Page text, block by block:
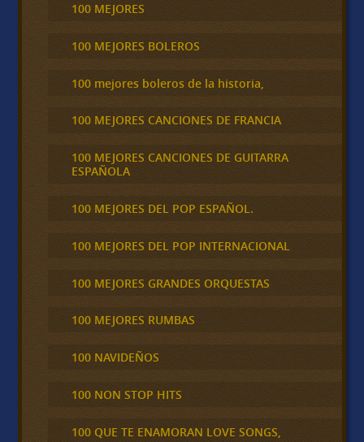
100 MEJORES
100 MEJORES BOLEROS
100 mejores boleros de la historia,
100 MEJORES CANCIONES DE FRANCIA
100 MEJORES CANCIONES DE GUITARRA
ESPAÑOLA
100 MEJORES DEL POP ESPAÑOL.
100 MEJORES DEL POP INTERNACIONAL
100 MEJORES GRANDES ORQUESTAS
100 MEJORES RUMBAS
100 NAVIDEÑOS
100 NON STOP HITS
100 QUE TE ENAMORAN LOVE SONGS,